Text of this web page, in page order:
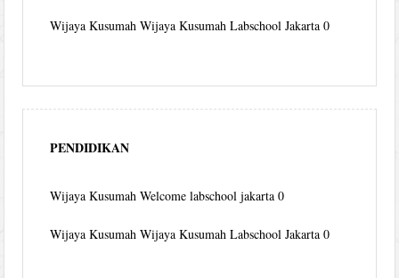
Wijaya Kusumah Wijaya Kusumah Labschool Jakarta 0
PENDIDIKAN
Wijaya Kusumah Welcome labschool jakarta 0
Wijaya Kusumah Wijaya Kusumah Labschool Jakarta 0